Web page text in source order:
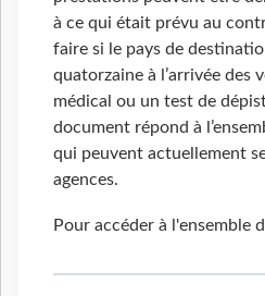
à ce qui était prévu au
faire si le pays de
quatorzaine à l’arrivée des
médical ou un test de
document répond à
qui peuvent actuellement
agences.
Pour accéder à l'ensemble